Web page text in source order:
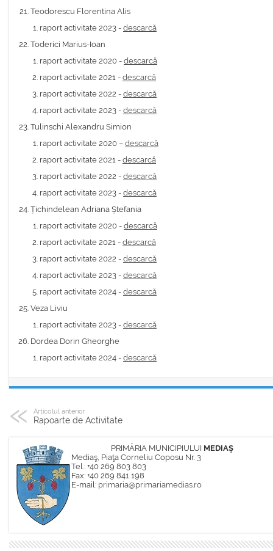
Teodorescu Florentina Alis
raport activitate 2023 - descarcă
Toderici Marius-Ioan
raport activitate 2020 - descarcă
raport activitate 2021 - descarcă
raport activitate 2022 - descarcă
raport activitate 2023 - descarcă
Tulinschi Alexandru Simion
raport activitate 2020 – descarcă
raport activitate 2021 - descarcă
raport activitate 2022 - descarcă
raport activitate 2023 - descarcă
Țichindelean Adriana Ștefania
raport activitate 2020 - descarcă
raport activitate 2021 - descarcă
raport activitate 2022 - descarcă
raport activitate 2023 - descarcă
raport activitate 2024 - descarcă
Veza Liviu
raport activitate 2023 - descarcă
Dordea Dorin Gheorghe
raport activitate 2024 - descarcă
Articolul anterior
Rapoarte de Activitate
PRIMĂRIA MUNICIPIULUI MEDIAŞ
Mediaş, Piaţa Corneliu Coposu Nr. 3
Tel.: +40 269 803 803
Fax: +40 269 841 198
E-mail: primaria@primariamedias.ro